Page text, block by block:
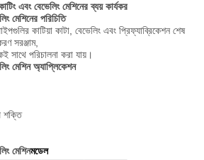
এবং বেভেলিং মেশিনের ব্যয় কার্যকর
মেশিনের পরিচিতি
কাটিয়া কাটা, বেভেলিং এবং প্রিফ্যাব্রিকেশন শেষ
সরঞ্জাম,
সাথে পরিচালনা করা যায়।
মেশিন অ্যাপ্লিকেশন
শক্তি
মেশিনমডেল